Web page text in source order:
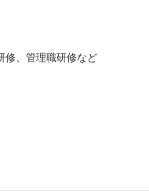
修、管理職研修など